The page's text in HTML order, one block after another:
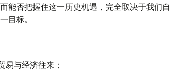
能否把握住这一历史机遇，完全取决于我们自
目标。
易与经济往来；